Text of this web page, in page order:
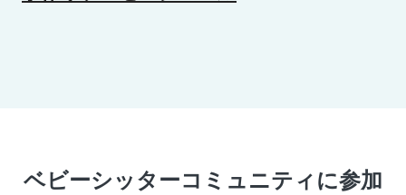
ベビーシッターコミュニティに参加